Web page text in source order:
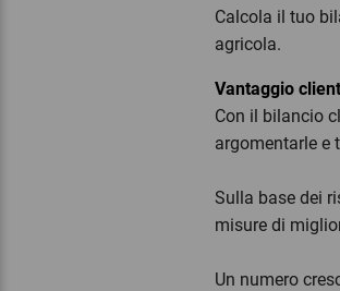
Calcola il tuo
agricola.
Vantaggio
Con il bilancio
argomentarle e
Sulla base dei
misure di
Un numero